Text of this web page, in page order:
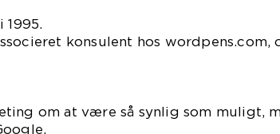
konsulent hos
om at være så synlig som muligt,